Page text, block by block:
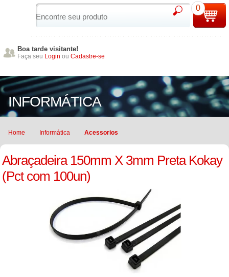
Boa tarde visitante!
Faça seu Login ou Cadastre-se
0
INFORMÁTICA
Home Informática Acessorios
Abraçadeira 150mm X 3mm Preta Kokay
(Pct com 100un)